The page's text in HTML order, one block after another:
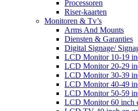
Processoren
Riser-kaarten
Monitoren & Tv’s
Arms And Mounts
Diensten & Garanties
Digital Signage/
LCD Monitor 10-19
LCD Monitor 20-29
LCD Monitor 30-39
LCD Monitor 40-49
LCD Monitor 50-59
LCD Monitor 60 inch